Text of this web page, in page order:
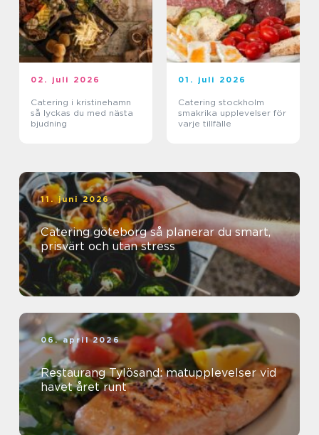
02. juli 2026
Catering i kristinehamn
så lyckas du med nästa
bjudning
01. juli 2026
Catering stockholm
smakrika upplevelser för
varje tillfälle
11. juni 2026
Catering göteborg så planerar du smart,
prisvärt och utan stress
06. april 2026
Restaurang Tylösand: matupplevelser vid
havet året runt